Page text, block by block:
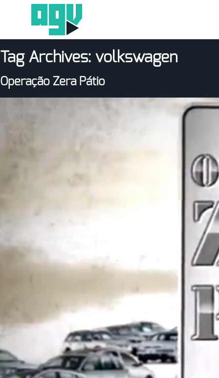
Tag Archives: volkswagen
Operação Zera Pátio